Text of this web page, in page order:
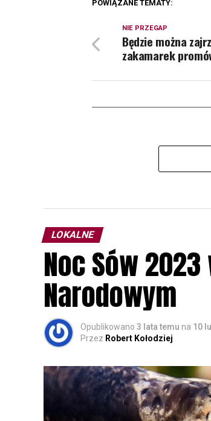
POWIĄZANE TEMATY:
NIE PRZEGAP
Będzie można
zakamarek
LOKALNE
Noc Sów
Narodowym
Opublikowano 3 lata temu na 10
Przez Robert Kołodziej